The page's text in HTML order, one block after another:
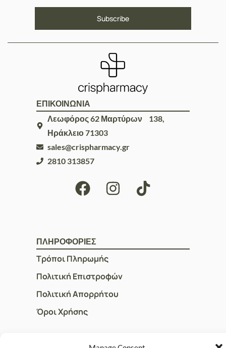
ΕΠΙΚΟΙΝΩΝΙΑ
Λεωφόρος 62 Μαρτύρων 138,
Ηράκλειο 71303
sales@crispharmacy.gr
2810 313857
ΠΛΗΡΟΦΟΡΙΕΣ
Τρόποι Πληρωμής
Πολιτική Επιστροφών
Πολιτική Απορρήτου
Όροι Χρήσης